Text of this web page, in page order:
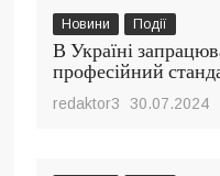
Новини Події
В Україні
професійний
redaktor3 30.07.2024